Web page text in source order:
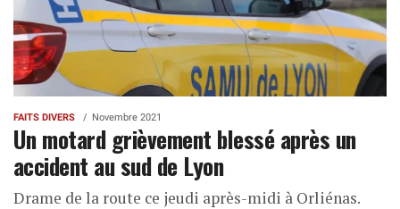
FAITS DIVERS Novembre 2021
Un motard grièvement blessé après un
accident au sud de Lyon
Drame de la route ce jeudi après-midi à Orliénas.